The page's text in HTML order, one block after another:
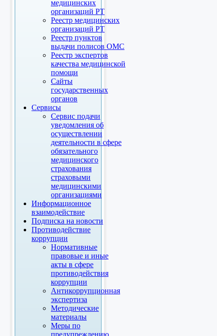
медицинских
организаций РТ
Реестр медицинских
организаций РТ
Реестр пунктов
выдачи полисов ОМС
Реестр экспертов
качества медицинской
помощи
Сайты
государственных
органов
Сервисы
Сервис подачи
уведомления об
осуществлении
деятельности в сфере
обязательного
медицинского
страхования
страховыми
медицинскими
организациями
Информационное
взаимодействие
Подписка на новости
Противодействие
коррупции
Нормативные
правовые и иные
акты в сфере
противодействия
коррупции
Антикоррупционная
экспертиза
Методические
материалы
Меры по
предупреждению